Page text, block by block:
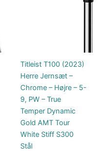
Titleist T100 (2023)
Herre Jernsæt –
Chrome – Højre – 5-
9, PW – True
Temper Dynamic
Gold AMT Tour
White Stiff S300
Stål